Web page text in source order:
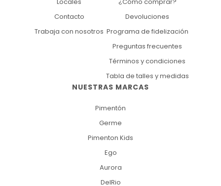
NUESTRAS MARCAS
Pimentón
Germe
Pimenton Kids
Ego
Aurora
DelRio
Devoluciones
Programa de fidelización
Preguntas frecuentes
Términos y condiciones
Tabla de talles y medidas
Contacto
Trabaja con nosotros